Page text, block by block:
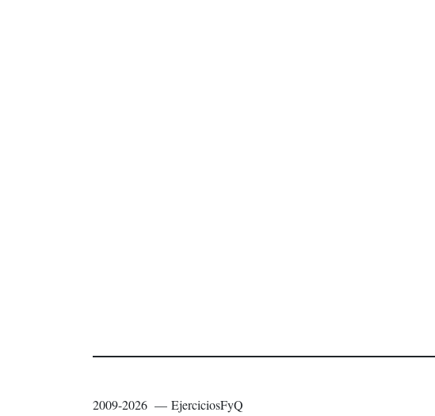
2009-2026 — EjerciciosFyQ